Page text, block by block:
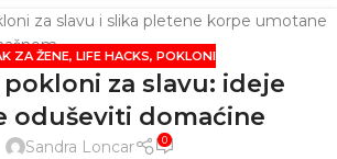
ZA ŽENE, LIFE HACKS, POKLONI
za slavu: ideje
oduševiti domaćine
Sandra Loncar 0